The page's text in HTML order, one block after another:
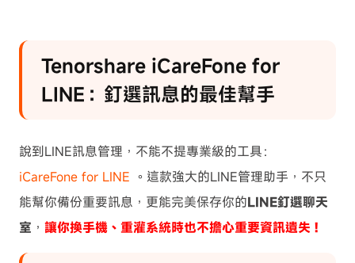
Tenorshare iCareFone for
LINE：釘選訊息的最佳幫手
說到LINE訊息管理，不能不提專業級的工具：
iCareFone for LINE 。這款強大的LINE管理助手，不只
能幫你備份重要訊息，更能完美保存你的LINE釘選聊天
室 ， 讓你換手機、重灌系統時也不擔心重要資訊遺失！